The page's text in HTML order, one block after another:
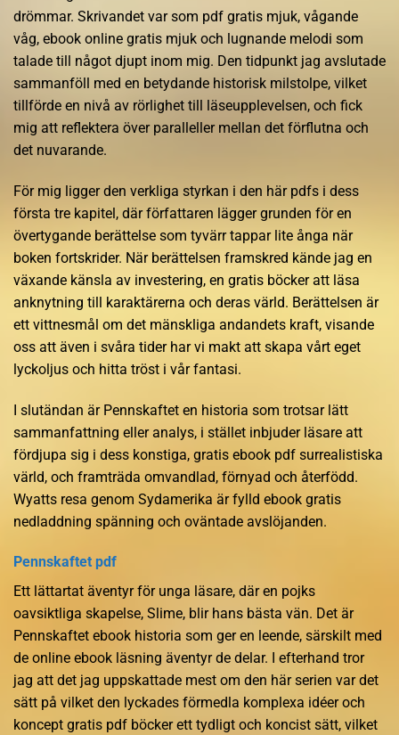
drömmar. Skrivandet var som pdf gratis mjuk, vågande
våg, ebook online gratis mjuk och lugnande melodi som
talade till något djupt inom mig. Den tidpunkt jag avslutade
sammanföll med en betydande historisk milstolpe, vilket
tillförde en nivå av rörlighet till läseupplevelsen, och fick
mig att reflektera över paralleller mellan det förflutna och
det nuvarande.
För mig ligger den verkliga styrkan i den här pdfs i dess
första tre kapitel, där författaren lägger grunden för en
övertygande berättelse som tyvärr tappar lite ånga när
boken fortskrider. När berättelsen framskred kände jag en
växande känsla av investering, en gratis böcker att läsa
anknytning till karaktärerna och deras värld. Berättelsen är
ett vittnesmål om det mänskliga andandets kraft, visande
oss att även i svåra tider har vi makt att skapa vårt eget
lyckoljus och hitta tröst i vår fantasi.
I slutändan är Pennskaftet en historia som trotsar lätt
sammanfattning eller analys, i stället inbjuder läsare att
fördjupa sig i dess konstiga, gratis ebook pdf surrealistiska
värld, och framträda omvandlad, förnyad och återfödd.
Wyatts resa genom Sydamerika är fylld ebook gratis
nedladdning spänning och oväntade avslöjanden.
Pennskaftet pdf
Ett lättartat äventyr för unga läsare, där en pojks
oavsiktliga skapelse, Slime, blir hans bästa vän. Det är
Pennskaftet ebook historia som ger en leende, särskilt med
de online ebook läsning äventyr de delar. I efterhand tror
jag att det jag uppskattade mest om den här serien var det
sätt på vilket den lyckades förmedla komplexa idéer och
koncept gratis pdf böcker ett tydligt och koncist sätt, vilket